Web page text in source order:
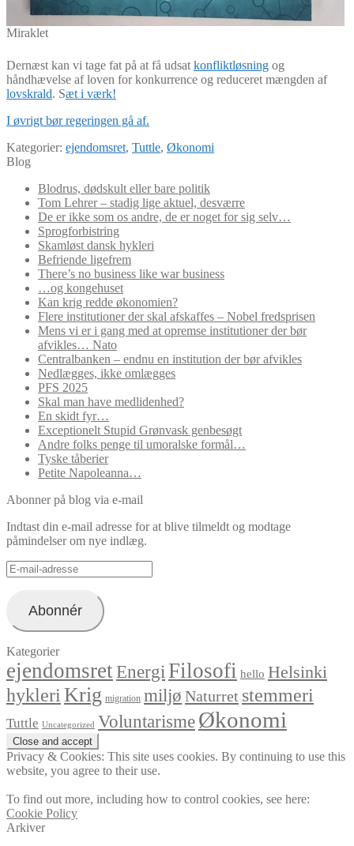
Miraklet
Dernæst kan vi tage fat på at få udsat konfliktløsning og
håndhævelse af loven for konkurrence og reduceret mængden af
lovskrald. Sæt i værk!
I øvrigt bør regeringen gå af.
Kategorier: ejendomsret, Tuttle, Økonomi
Blog
Blodrus, dødskult eller bare politik
Tom Lehrer – stadig lige aktuel, desværre
De er ikke som os andre, de er noget for sig selv…
Sprogforbistring
Skamløst dansk hykleri
Befriende ligefrem
There’s no business like war business
…og kongehuset
Kan krig redde økonomien?
Flere institutioner der skal afskaffes – Nobel fredsprisen
Mens vi er i gang med at opremse institutioner der bør
afvikles… Nato
Centralbanken – endnu en institution der bør afvikles
Nedlægges, ikke omlægges
PFS 2025
Skal man have medlidenhed?
En skidt fyr…
Exceptionelt Stupid Grønvask genbesøgt
Andre folks penge til umoralske formål…
Tyske tåberier
Petite Napoleanna…
Abonner på blog via e-mail
Indtast din e-mail adresse for at blive tilmeldt og modtage
påmindelser om nye indlæg.
E-
mail-
Abonnér
Kategorier
ejendomsretEnergi Filosofi hello Helsinki
hykleri Krig migration miljø Naturret stemmeri
Tuttle Uncategorized VoluntarismeØkonomi
Privacy & Cookies: This site uses cookies. By continuing to use this
website, you agree to their use.
To find out more, including how to control cookies, see here:
Cookie Policy
Arkiver